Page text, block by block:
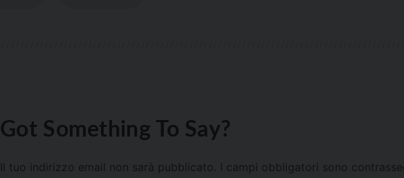
Got Something To Say?
Il tuo indirizzo email non sarà pubblicato. I campi obbligatori sono